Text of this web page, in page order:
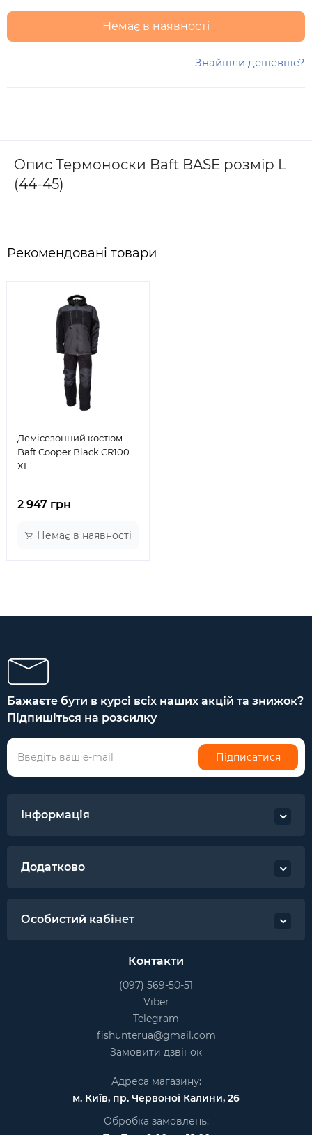
Немає в наявності
Знайшли дешевше?
Опис Термоноски Baft BASE розмір L
(44-45)
Рекомендовані товари
Демісезонний костюм
Baft Cooper Black CR100
XL
2 947 грн
Немає в наявності
Бажаєте бути в курсі всіх наших акцій та знижок?
Підпишіться на розсилку
Підписатися
Інформація
Додатково
Особистий кабінет
Контакти
(097) 569-50-51
Viber
Telegram
fishunterua@gmail.com
Замовити дзвінок
Адреса магазину:
м. Київ, пр. Червоної Калини, 26
Обробка замовлень: